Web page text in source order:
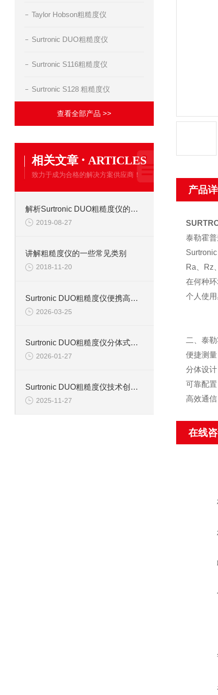
Taylor Hobson粗糙度仪
Surtronic DUO粗糙度仪
Surtronic S116粗糙度仪
Surtronic S128 粗糙度仪
查看全部产品 >>
相关文章 · ARTICLES
致力于成为合格的解决方案供应商！
解析Surtronic DUO粗糙度仪的测量方法
2019-08-27
讲解粗糙度仪的一些常见类别
2018-11-20
Surtronic DUO粗糙度仪便携高效测量信息
2026-03-25
Surtronic DUO粗糙度仪分体式设计信息
2026-01-27
Surtronic DUO粗糙度仪技术创新信息
2025-11-27
产品
泰勒霍
Ra、Rz
在何种
个人使
二、泰
便捷测量
分体设计
可靠配置
高效通信
在线